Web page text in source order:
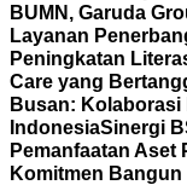
BUMN, Garuda
Layanan
Peningkatan
Care yang
Busan:
IndonesiaSinergi
Pemanfaatan Aset
Komitmen